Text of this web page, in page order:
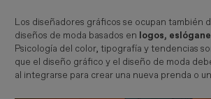
Los diseñadores gráficos se ocupan también
diseños de moda basados en logos,
Psicología del color, tipografía y tendencias
que el diseño gráfico y el diseño de moda
al integrarse para crear una nueva prenda o